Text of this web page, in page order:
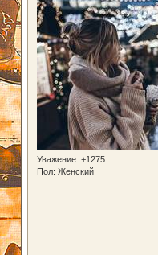
Уважение: +1275
Пол: Женский